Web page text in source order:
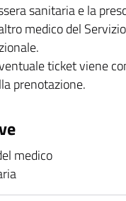
sanitaria e la
medico del
ticket viene
prenotazione.
medico